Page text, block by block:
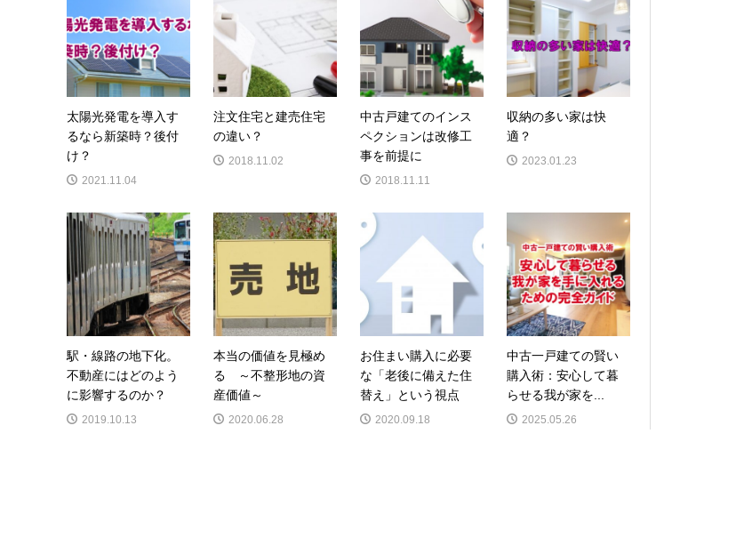
太陽光発電を導入す
るなら新築時？後付
け？
2021.11.04
注文住宅と建売住宅
の違い？
2018.11.02
中古戸建てのインス
ペクションは改修工
事を前提に
2018.11.11
収納の多い家は快
適？
2023.01.23
駅・線路の地下化。
不動産にはどのよう
に影響するのか？
2019.10.13
本当の価値を見極め
る ～不整形地の資
産価値～
2020.06.28
お住まい購入に必要
な「老後に備えた住
替え」という視点
2020.09.18
中古一戸建ての賢い
購入術：安心して暮
らせる我が家を...
2025.05.26